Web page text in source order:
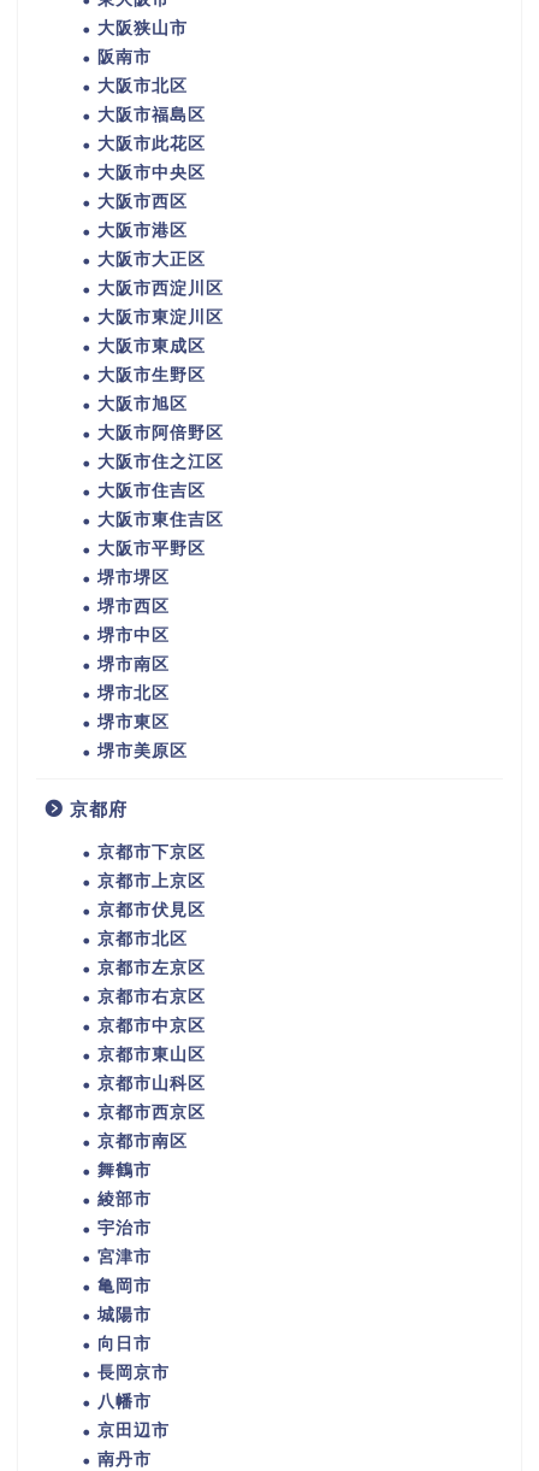
大阪狭山市
阪南市
大阪市北区
大阪市福島区
大阪市此花区
大阪市中央区
大阪市西区
大阪市港区
大阪市大正区
大阪市西淀川区
大阪市東淀川区
大阪市東成区
大阪市生野区
大阪市旭区
大阪市阿倍野区
大阪市住之江区
大阪市住吉区
大阪市東住吉区
大阪市平野区
堺市堺区
堺市西区
堺市中区
堺市南区
堺市北区
堺市東区
堺市美原区
京都府
京都市下京区
京都市上京区
京都市伏見区
京都市北区
京都市左京区
京都市右京区
京都市中京区
京都市東山区
京都市山科区
京都市西京区
京都市南区
舞鶴市
綾部市
宇治市
宮津市
亀岡市
城陽市
向日市
長岡京市
八幡市
京田辺市
南丹市